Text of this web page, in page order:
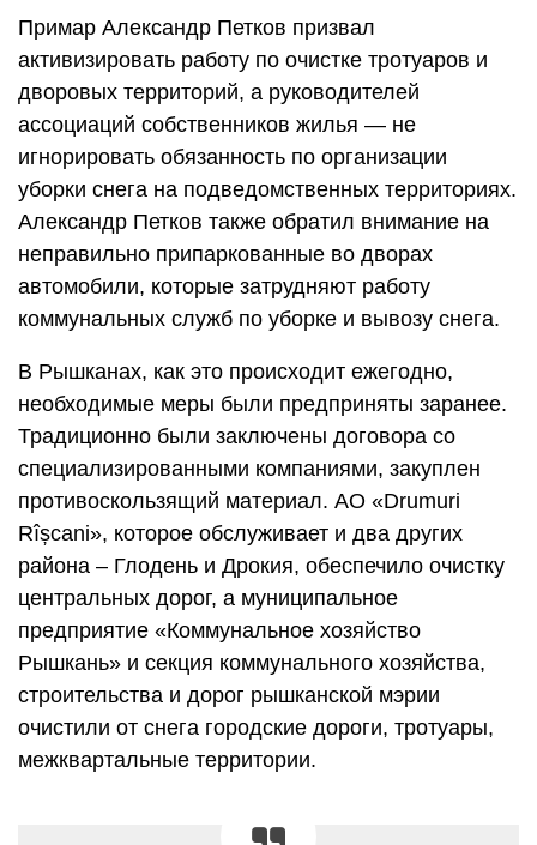
Примар Александр Петков призвал
активизировать работу по очистке тротуаров и
дворовых территорий, а руководителей
ассоциаций собственников жилья — не
игнорировать обязанность по организации
уборки снега на подведомственных территориях.
Александр Петков также обратил внимание на
неправильно припаркованные во дворах
автомобили, которые затрудняют работу
коммунальных служб по уборке и вывозу снега.
В Рышканах, как это происходит ежегодно,
необходимые меры были предприняты заранее.
Традиционно были заключены договора со
специализированными компаниями, закуплен
противоскользящий материал. АО «Drumuri
Rîșcani», которое обслуживает и два других
района – Глодень и Дрокия, обеспечило очистку
центральных дорог, а муниципальное
предприятие «Коммунальное хозяйство
Рышкань» и секция коммунального хозяйства,
строительства и дорог рышканской мэрии
очистили от снега городские дороги, тротуары,
межквартальные территории.